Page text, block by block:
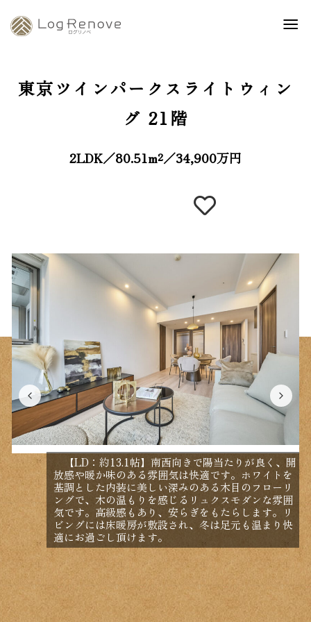
東京ツインパークスライトウィン
グ 21階
2LDK／80.51m²／34,900万円
【LD：約13.1帖】南西向きで陽当たりが良く、開
放感や暖か味のある雰囲気は快適です。ホワイトを
基調とした内装に美しい深みのある木目のフローリ
ングで、木の温もりを感じるリュクスモダンな雰囲
気です。高級感もあり、安らぎをもたらします。リ
ビングには床暖房が敷設され、冬は足元も温まり快
適にお過ごし頂けます。